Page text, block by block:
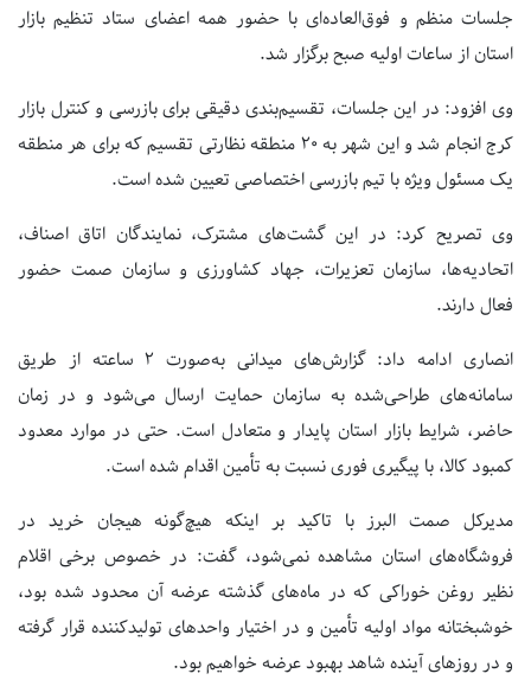
جلسات منظم و فوق‌العاده‌ای با حضور همه اعضای ستاد تنظیم بازار
استان از ساعات اولیه صبح برگزار شد.
وی افزود: در این جلسات، تقسیم‌بندی دقیقی برای بازرسی و کنترل بازار
کرج انجام شد و این شهر به۲۰منطقه نظارتی تقسیم که برای هر منطقه
یک مسئول ویژه با تیم بازرسی اختصاصی تعیین شده است.
وی تصریح کرد: در این گشت‌های مشترک، نمایندگان اتاق اصناف،
اتحادیه‌ها، سازمان تعزیرات، جهاد کشاورزی و سازمان صمت حضور
فعال دارند.
انصاری ادامه داد: گزارش‌های میدانی به‌صورت ۲ساعته از طریق
سامانه‌های طراحی‌شده به سازمان حمایت ارسال می‌شود و در زمان
حاضر، شرایط بازار استان پایدار و متعادل است. حتی در موارد معدود
کمبود کالا، با پیگیری فوری نسبت به تأمین اقدام شده است.
مدیرکل صمت البرز با تاکید بر اینکه هیچ‌گونه هیجان خرید در
فروشگاه‌های استان مشاهده نمی‌شود، گفت: در خصوص برخی اقلام
نظیر روغن خوراکی که در ماه‌های گذشته عرضه آن محدود شده بود،
خوشبختانه مواد اولیه تأمین و در اختیار واحدهای تولیدکننده قرار گرفته
و در روزهای آینده شاهد بهبود عرضه خواهیم بود.